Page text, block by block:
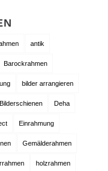
antik
Barockrahmen
bilder arrangieren
Bilderschienen Deha
Einrahmung
Gemälderahmen
holzrahmen